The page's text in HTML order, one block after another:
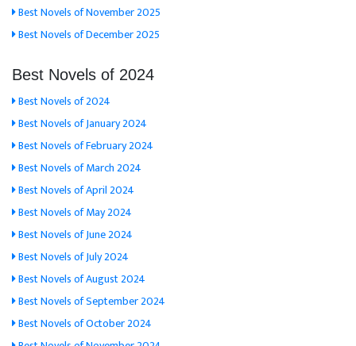
Best Novels of November 2025
Best Novels of December 2025
Best Novels of 2024
Best Novels of 2024
Best Novels of January 2024
Best Novels of February 2024
Best Novels of March 2024
Best Novels of April 2024
Best Novels of May 2024
Best Novels of June 2024
Best Novels of July 2024
Best Novels of August 2024
Best Novels of September 2024
Best Novels of October 2024